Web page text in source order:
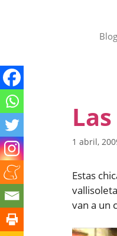
1 abril,
Estas
van a un